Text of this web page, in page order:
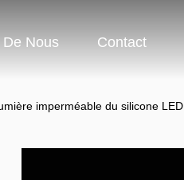
Nous Contact
imperméable du silicone LED